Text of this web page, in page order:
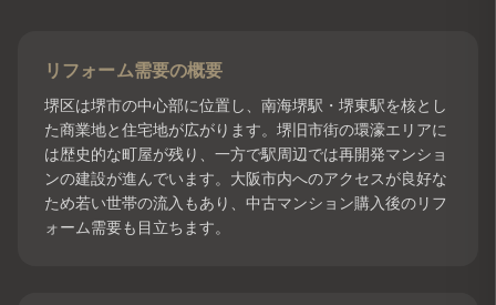
リフォーム需要の概要
堺区は堺市の中心部に位置し、南海堺駅・堺東駅を核とし
た商業地と住宅地が広がります。堺旧市街の環濠エリアに
は歴史的な町屋が残り、一方で駅周辺では再開発マンショ
ンの建設が進んでいます。大阪市内へのアクセスが良好な
ため若い世帯の流入もあり、中古マンション購入後のリフ
ォーム需要も目立ちます。